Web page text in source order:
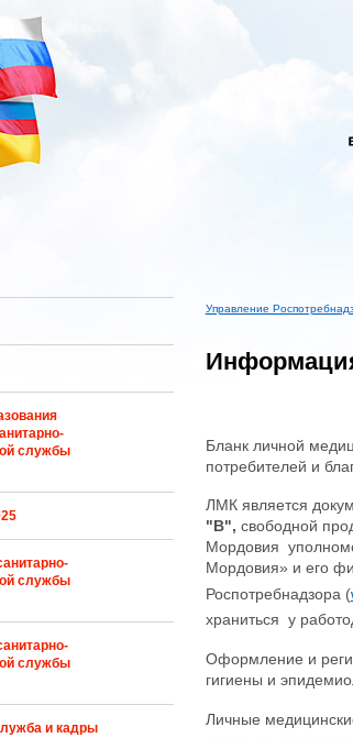
службы
службы
службы
и кадры
Управление
Бланк личной
потребителей и
ЛМК является
"В", свободной
Мордовия
Мордовия» и его
Роспотребнадзора (
храниться у
Оформление и
гигиены и
Личные